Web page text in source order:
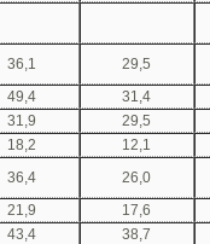
36,1
29,5
49,4
31,4
31,9
29,5
18,2
12,1
36,4
26,0
21,9
17,6
43,4
38,7